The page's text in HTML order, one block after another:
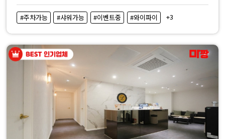
#주차가능 #샤워가능 #이벤트중 #와이파이 +3